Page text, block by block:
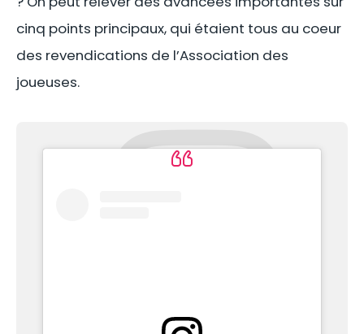
cinq points principaux, qui étaient tous au coeur
des revendications de l’Association des
joueuses.